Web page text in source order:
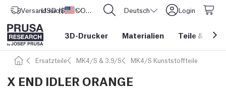
Versand nach Vereinigte Staaten
USD ($) CORE One L: Jetzt auf Lager! Deutsch Login
3D-Drucker Materialien Teile &
Ersatzteile MK4/S & 3.9/S MK4/S Kunststoffteile
X END IDLER ORANGE